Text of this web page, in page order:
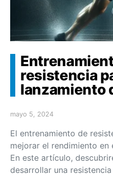
resistencia
lanzamiento
mayo 5, 2024
El entrenamiento de
mejorar el rendimiento en
En este artículo,
desarrollar una